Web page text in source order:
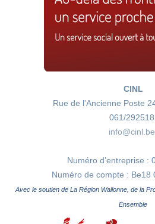
CINL
Rue de l'Ancienne Poste
061/292518
info@cinl.be
Numéro d’entreprise :
Numéro de compte : Be18
Avec le soutien de La Région Wallonne, de la
Ensemble